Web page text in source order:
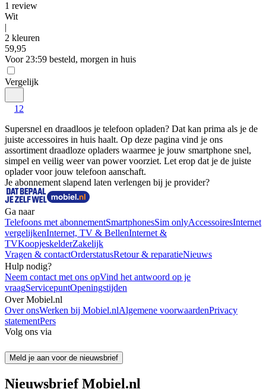
1 review
Wit
|
2 kleuren
59,95
Voor 23:59 besteld, morgen in huis
Vergelijk
1 2
Supersnel en draadloos je telefoon opladen? Dat kan prima als je de
juiste accessoires in huis haalt. Op deze pagina vind je ons
assortiment draadloze opladers waarmee je jouw smartphone snel,
simpel en veilig weer van power voorziet. Let erop dat je de juiste
oplader voor jouw telefoon aanschaft.
Je abonnement slapend laten verlengen bij je provider?
Ga naar
Telefoons met abonnementSmartphonesSim onlyAccessoiresInternet
vergelijkenInternet, TV & BellenInternet &
TVKoopjeskelderZakelijk
Vragen & contactOrderstatusRetour & reparatieNieuws
Hulp nodig?
Neem contact met ons opVind het antwoord op je
vraagServicepuntOpeningstijden
Over Mobiel.nl
Over onsWerken bij Mobiel.nlAlgemene voorwaardenPrivacy
statementPers
Volg ons via
Meld je aan voor de nieuwsbrief
Nieuwsbrief Mobiel.nl